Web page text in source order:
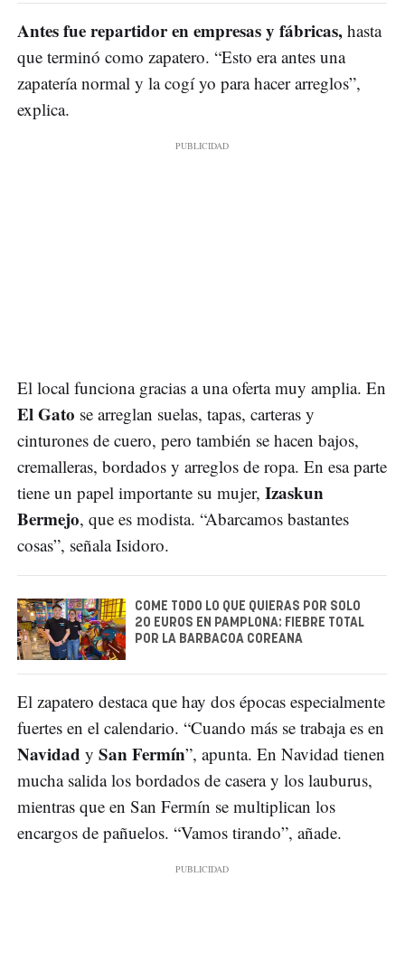
Antes fue repartidor en empresas y fábricas, hasta
que terminó como zapatero. “Esto era antes una
zapatería normal y la cogí yo para hacer arreglos”,
explica.
El local funciona gracias a una oferta muy amplia. En
El Gato se arreglan suelas, tapas, carteras y
cinturones de cuero, pero también se hacen bajos,
cremalleras, bordados y arreglos de ropa. En esa parte
tiene un papel importante su mujer, Izaskun
Bermejo, que es modista. “Abarcamos bastantes
cosas”, señala Isidoro.
COME TODO LO QUE QUIERAS POR SOLO
20 EUROS EN PAMPLONA: FIEBRE TOTAL
POR LA BARBACOA COREANA
El zapatero destaca que hay dos épocas especialmente
fuertes en el calendario. “Cuando más se trabaja es en
Navidad y San Fermín”, apunta. En Navidad tienen
mucha salida los bordados de casera y los lauburus,
mientras que en San Fermín se multiplican los
encargos de pañuelos. “Vamos tirando”, añade.